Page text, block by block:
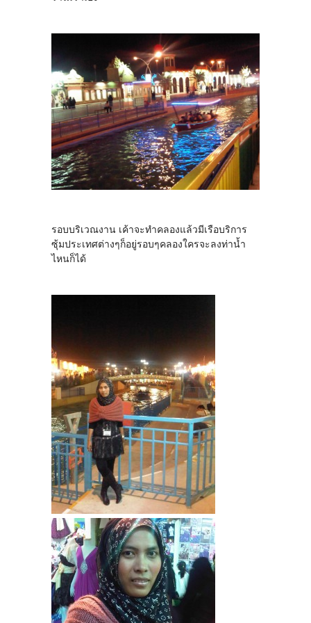
รอบบริเวณงาน เค้าจะทำคลองแล้วมีเรือบริการ
ซุ้มประเทศต่างๆก็อยู่รอบๆคลองใครจะลงท่าน้ำ
ไหนก็ได้